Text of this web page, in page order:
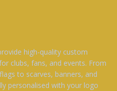
high-quality custom
clubs, fans, and events. From
to scarves, banners, and
personalised with your logo